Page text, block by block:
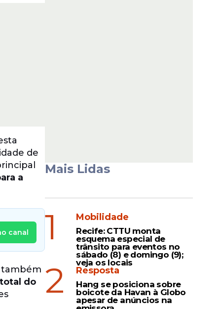
de
a
canal
também
do
Mais Lidas
1 Mobilidade
Recife: CTTU monta
esquema especial de
trânsito para eventos no
sábado (8) e domingo (9);
veja os locais
2 Resposta
Hang se posiciona sobre
boicote da Havan à Globo
apesar de anúncios na